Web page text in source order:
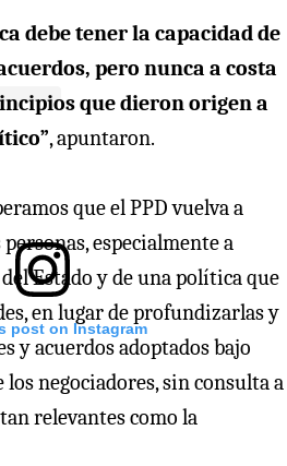
post on Instagram
debe tener la capacidad de
pero nunca a costa
que dieron origen a
, apuntaron.
que el PPD vuelva a
especialmente a
Estado y de una política que
en lugar de profundizarlas y
y acuerdos adoptados bajo
negociadores, sin consulta a
relevantes como la